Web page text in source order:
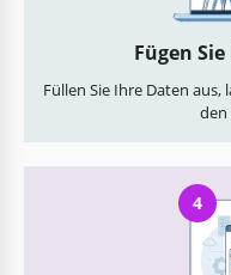
Fügen
Füllen Sie Ihre Daten aus,
4